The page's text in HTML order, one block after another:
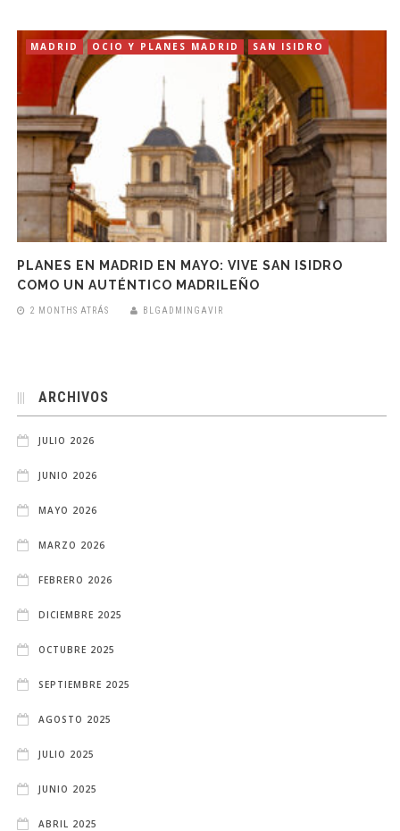
MADRID OCIO Y PLANES MADRID SAN ISIDRO
PLANES EN MADRID EN MAYO: VIVE SAN ISIDRO
COMO UN AUTÉNTICO MADRILEÑO
2 MONTHS ATRÁS BLGADMINGAVIR
ARCHIVOS
JULIO 2026
JUNIO 2026
MAYO 2026
MARZO 2026
FEBRERO 2026
DICIEMBRE 2025
OCTUBRE 2025
SEPTIEMBRE 2025
AGOSTO 2025
JULIO 2025
JUNIO 2025
ABRIL 2025